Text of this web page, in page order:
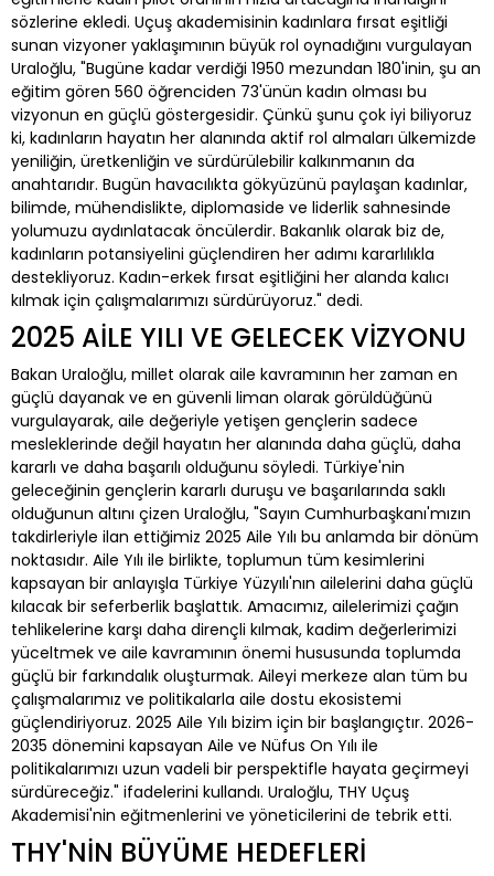
sözlerine ekledi. Uçuş akademisinin kadınlara fırsat eşitliği
sunan vizyoner yaklaşımının büyük rol oynadığını vurgulayan
Uraloğlu, "Bugüne kadar verdiği 1950 mezundan 180'inin, şu an
eğitim gören 560 öğrenciden 73'ünün kadın olması bu
vizyonun en güçlü göstergesidir. Çünkü şunu çok iyi biliyoruz
ki, kadınların hayatın her alanında aktif rol almaları ülkemizde
yeniliğin, üretkenliğin ve sürdürülebilir kalkınmanın da
anahtarıdır. Bugün havacılıkta gökyüzünü paylaşan kadınlar,
bilimde, mühendislikte, diplomaside ve liderlik sahnesinde
yolumuzu aydınlatacak öncülerdir. Bakanlık olarak biz de,
kadınların potansiyelini güçlendiren her adımı kararlılıkla
destekliyoruz. Kadın-erkek fırsat eşitliğini her alanda kalıcı
kılmak için çalışmalarımızı sürdürüyoruz." dedi.
2025 AİLE YILI VE GELECEK VİZYONU
Bakan Uraloğlu, millet olarak aile kavramının her zaman en
güçlü dayanak ve en güvenli liman olarak görüldüğünü
vurgulayarak, aile değeriyle yetişen gençlerin sadece
mesleklerinde değil hayatın her alanında daha güçlü, daha
kararlı ve daha başarılı olduğunu söyledi. Türkiye'nin
geleceğinin gençlerin kararlı duruşu ve başarılarında saklı
olduğunun altını çizen Uraloğlu, "Sayın Cumhurbaşkanı'mızın
takdirleriyle ilan ettiğimiz 2025 Aile Yılı bu anlamda bir dönüm
noktasıdır. Aile Yılı ile birlikte, toplumun tüm kesimlerini
kapsayan bir anlayışla Türkiye Yüzyılı'nın ailelerini daha güçlü
kılacak bir seferberlik başlattık. Amacımız, ailelerimizi çağın
tehlikelerine karşı daha dirençli kılmak, kadim değerlerimizi
yüceltmek ve aile kavramının önemi hususunda toplumda
güçlü bir farkındalık oluşturmak. Aileyi merkeze alan tüm bu
çalışmalarımız ve politikalarla aile dostu ekosistemi
güçlendiriyoruz. 2025 Aile Yılı bizim için bir başlangıçtır. 2026-
2035 dönemini kapsayan Aile ve Nüfus On Yılı ile
politikalarımızı uzun vadeli bir perspektifle hayata geçirmeyi
sürdüreceğiz." ifadelerini kullandı. Uraloğlu, THY Uçuş
Akademisi'nin eğitmenlerini ve yöneticilerini de tebrik etti.
THY'NİN BÜYÜME HEDEFLERİ